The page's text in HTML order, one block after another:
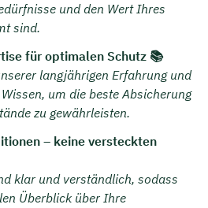
und den Wert Ihres
sind.
für optimalen Schutz 📚
langjährigen Erfahrung und
um die beste Absicherung
zu gewährleisten.
– keine versteckten
klar und verständlich, sodass
Überblick über Ihre